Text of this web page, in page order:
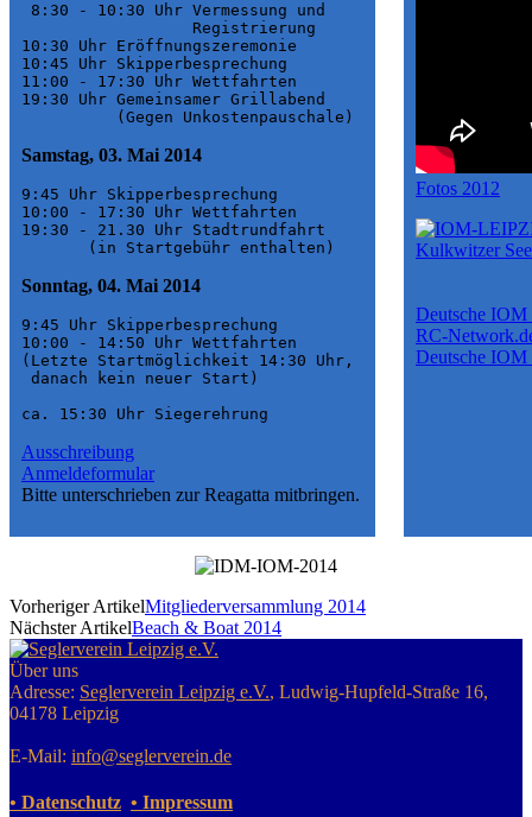
8:30 - 10:30 Uhr Vermessung und
                  Registrierung
10:30 Uhr Eröffnungszeremonie
10:45 Uhr Skipperbesprechung
11:00 - 17:30 Uhr Wettfahrten
19:30 Uhr Gemeinsamer Grillabend
          (Gegen Unkostenpauschale)
Samstag, 03. Mai 2014
9:45 Uhr Skipperbesprechung
10:00 - 17:30 Uhr Wettfahrten
19:30 - 21.30 Uhr Stadtrundfahrt
       (in Startgebühr enthalten)
Sonntag, 04. Mai 2014
9:45 Uhr Skipperbesprechung
10:00 - 14:50 Uhr Wettfahrten
(Letzte Startmöglichkeit 14:30 Uhr,
danach kein neuer Start)
ca. 15:30 Uhr Siegerehrung
Ausschreibung
Anmeldeformular
Bitte unterschrieben zur Reagatta mitbringen.
Fotos 2012
Deutsche IOM
RC-
Deutsche IOM
Vorheriger ArtikelMitgliederversammlung 2014
Nächster ArtikelBeach & Boat 2014
Über uns
Adresse: Seglerverein Leipzig e.V., Ludwig-Hupfeld-Straße 16,
04178 Leipzig
E-Mail: info@seglerverein.de
• Datenschutz • Impressum